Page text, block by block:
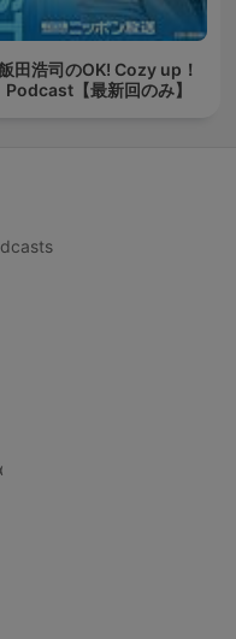
田浩司のOK! Cozy up！
Podcast【最新回のみ】